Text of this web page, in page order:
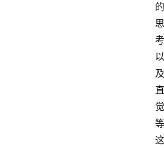
的
思
考
以
及
直
觉
等
这